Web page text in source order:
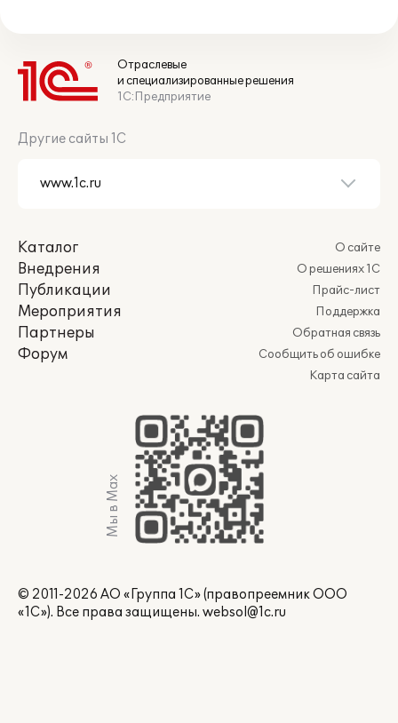
Отраслевые
и специализированные решения
1С:Предприятие
Другие сайты 1С
Каталог
Внедрения
Публикации
Мероприятия
Партнеры
Форум
О сайте
О решениях 1С
Прайс-лист
Поддержка
Обратная связь
Сообщить об ошибке
Карта сайта
Мы в Max
© 2011-2026 АО «Группа 1С» (правопреемник ООО
«1С»). Все права защищены. websol@1c.ru